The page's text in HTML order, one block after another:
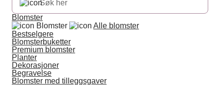
Blomster
Blomster
Alle blomster
Bestselgere
Blomsterbuketter
Premium blomster
Planter
Dekorasjoner
Begravelse
Blomster med tilleggsgaver